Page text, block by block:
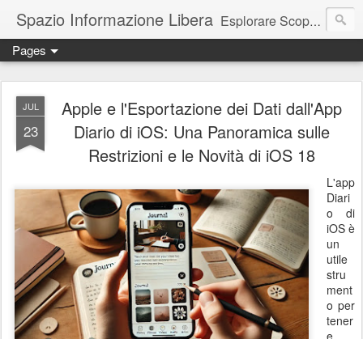
Spazio Informazione Libera Esplorare Scoprire Creare
Escursioni, viaggi, arte, tecnologia, attualità
Pages
JUL
23
Apple e l'Esportazione dei Dati dall'App
Diario di iOS: Una Panoramica sulle
Restrizioni e le Novità di iOS 18
L'app
Diari
o di
iOS è
un
utile
stru
ment
o per
tener
e